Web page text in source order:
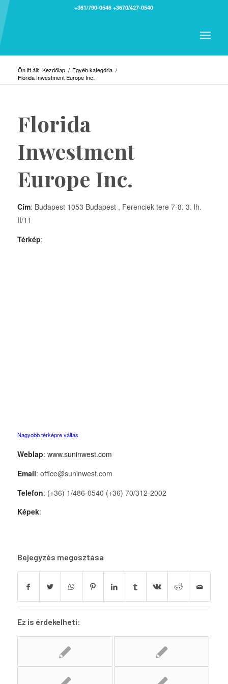
+361/790-0546 +3670/427-0540
Ön itt áll: Kezdőlap / Egyéb kategória /
Florida Inwestment Europe Inc.
Florida
Inwestment
Europe Inc.
Cím: Budapest 1053 Budapest , Ferenciek tere 7-8. 3. lh.
II/11
Térkép:
Nagyobb térképre váltás
Weblap: www.suninwest.com
Email: office@suninwest.com
Telefon: (+36) 1/486-0540 (+36) 70/312-2002
Képek:
Bejegyzés megosztása
Ez is érdekelheti: